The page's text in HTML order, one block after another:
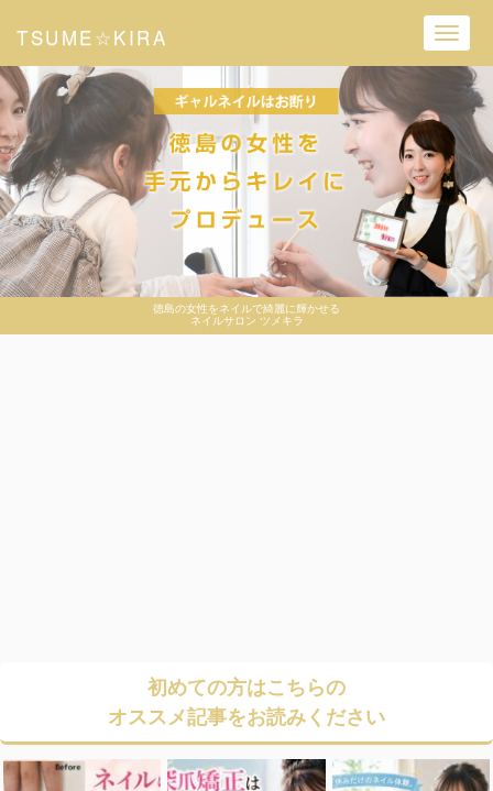
徳島の女性をネイルで綺麗に輝かせる
ネイルサロン ツメキラ
TSUME☆KIRA
初めての方はこちらの
オススメ記事をお読みください